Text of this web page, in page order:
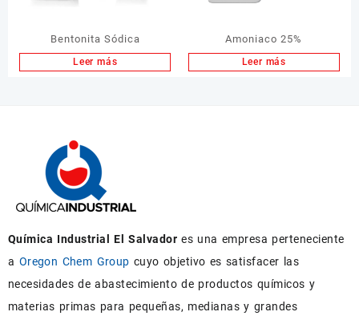
Bentonita Sódica
Leer más
Amoniaco 25%
Leer más
Química Industrial El Salvador es una empresa perteneciente
a Oregon Chem Group cuyo objetivo es satisfacer las
necesidades de abastecimiento de productos químicos y
materias primas para pequeñas, medianas y grandes